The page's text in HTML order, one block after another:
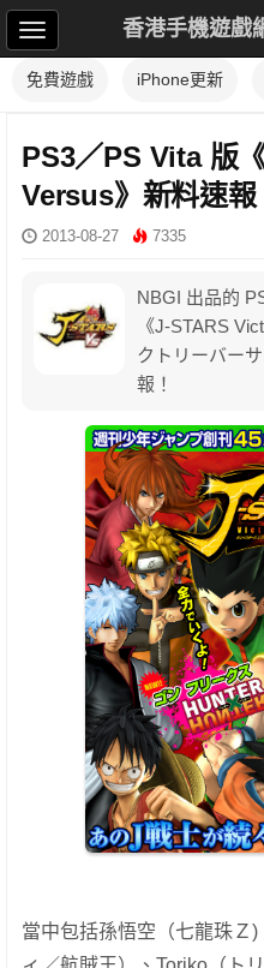
香港手機遊戲
免費遊戲 iPhone更新
PS3／PS Vita 版
Versus》新料速報
2013-08-27 7335
NBGI 出品的
《J-STARS
クトリーバー
報！
當中包括孫悟空（七龍珠Ｚ